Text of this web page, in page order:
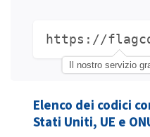
https://
Il nostro servizio
Elenco dei codici
Stati Uniti, UE e